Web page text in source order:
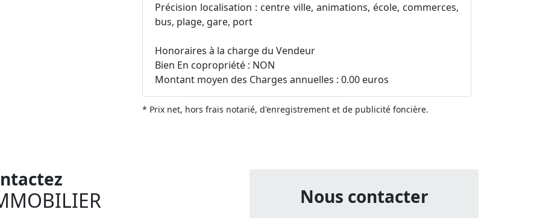
Précision localisation : centre ville, animations, école, commerces,
bus, plage, gare, port
Honoraires à la charge du Vendeur
Bien En copropriété : NON
Montant moyen des Charges annuelles : 0.00 euros
* Prix net, hors frais notarié, d'enregistrement et de publicité foncière.
Nous contacter